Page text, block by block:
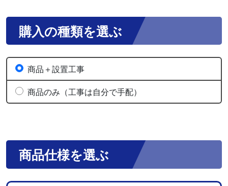
購入の種類を選ぶ
商品＋設置工事
商品のみ（工事は自分で手配）
商品仕様を選ぶ